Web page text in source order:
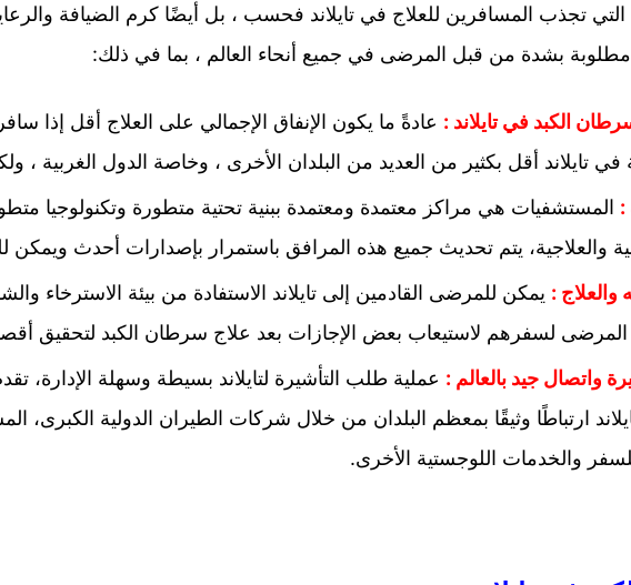
تجذب المسافرين للعلاج في تايلاند فحسب ، بل أيضًا كرم الضيافة
مطلوبة بشدة من قبل المرضى في جميع أنحاء العالم ، بما في ذلك:
الكبد في تايلاند : عادةً ما يكون الإنفاق الإجمالي على العلاج أقل إذا
في تايلاند أقل بكثير من العديد من البلدان الأخرى ، وخاصة الدول الغربية ،
: المستشفيات هي مراكز معتمدة ومعتمدة ببنية تحتية متطورة وتكنولوجيا
والعلاجية، يتم تحديث جميع هذه المرافق باستمرار بإصدارات أحدث ويمكن
والعلاج : يمكن للمرضى القادمين إلى تايلاند الاستفادة من بيئة الاسترخاء
المرضى لسفرهم لاستيعاب بعض الإجازات بعد علاج سرطان الكبد لتحقيق
واتصال جيد بالعالم : عملية طلب التأشيرة لتايلاند بسيطة وسهلة
ارتباطًا وثيقًا بمعظم البلدان من خلال شركات الطيران الدولية
والخدمات اللوجستية الأخرى.